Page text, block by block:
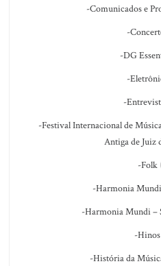
-Comunicados e
-
-DG
-
-
-Festival Internacional de
Antiga de Juiz
-Folk
-Harmonia
-Harmonia Mundi –
-Hinos
-História da